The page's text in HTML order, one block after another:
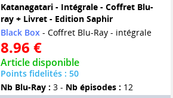
Katanagatari - Intégrale - Coffret Blu-
ray + Livret - Edition Saphir
Black Box - Coffret Blu-Ray - intégrale
8.96 €
Article disponible
Points fidelités : 50
Nb Blu-Ray : 3 - Nb épisodes : 12